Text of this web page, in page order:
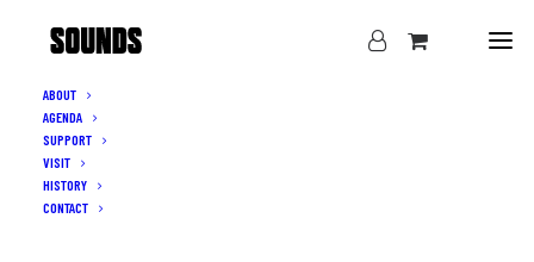
ABOUT
AGENDA
SUPPORT
VISIT
HISTORY
CONTACT